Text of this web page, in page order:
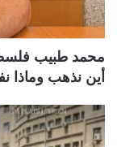
محمد طبيب
أين نذهب وماذا